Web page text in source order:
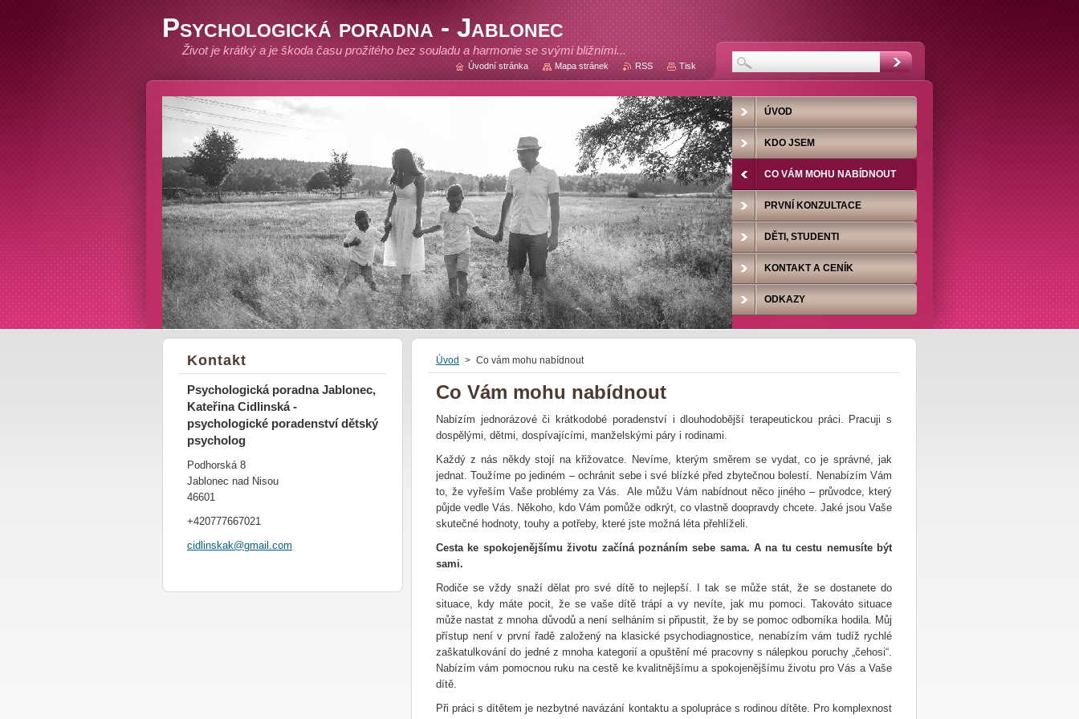
Psychologická poradna - Jablonec
Život je krátký a je škoda času prožitého bez souladu a harmonie se svými bližními...
Úvod > Co vám mohu nabídnout
Co Vám mohu nabídnout
Nabízím jednorázové či krátkodobé poradenství i dlouhodobější terapeutickou práci. Pracuji s
dospělými, dětmi, dospívajícími, manželskými páry i rodinami.
Každý z nás někdy stojí na křižovatce. Nevíme, kterým směrem se vydat, co je správné, jak
jednat. Toužíme po jediném – ochránit sebe i své blízké před zbytečnou bolestí. Nenabízím Vám
to, že vyřeším Vaše problémy za Vás. Ale můžu Vám nabídnout něco jiného – průvodce, který
půjde vedle Vás. Někoho, kdo Vám pomůže odkrýt, co vlastně doopravdy chcete. Jaké jsou Vaše
skutečné hodnoty, touhy a potřeby, které jste možná léta přehlíželi.
Cesta ke spokojenějšímu životu začíná poznáním sebe sama. A na tu cestu nemusíte být
sami.
Rodiče se vždy snaží dělat pro své dítě to nejlepší. I tak se může stát, že se dostanete do
situace, kdy máte pocit, že se vaše dítě trápí a vy nevíte, jak mu pomoci. Takováto situace
může nastat z mnoha důvodů a není selháním si připustit, že by se pomoc odborníka hodila. Můj
přístup není v první řadě založený na klasické psychodiagnostice, nenabízím vám tudíž rychlé
zaškatulkování do jedné z mnoha kategorií a opuštění mé pracovny s nálepkou poruchy „čehosi“.
Nabízím vám pomocnou ruku na cestě ke kvalitnějšímu a spokojenějšímu životu pro Vás a Vaše
dítě.
Při práci s dítětem je nezbytné navázání kontaktu a spolupráce s rodinou dítěte. Pro komplexnost
Kontakt
Psychologická poradna Jablonec,
Kateřina Cidlinská -
psychologické poradenství dětský
psycholog
Podhorská 8
Jablonec nad Nisou
46601
+420777667021
cidlinskak@gmail .com
ÚVOD
KDO JSEM
CO VÁM MOHU NABÍDNOUT
PRVNÍ KONZULTACE
DĚTI, STUDENTI
KONTAKT A CENÍK
ODKAZY
Úvodní stránka Mapa stránek RSS Tisk